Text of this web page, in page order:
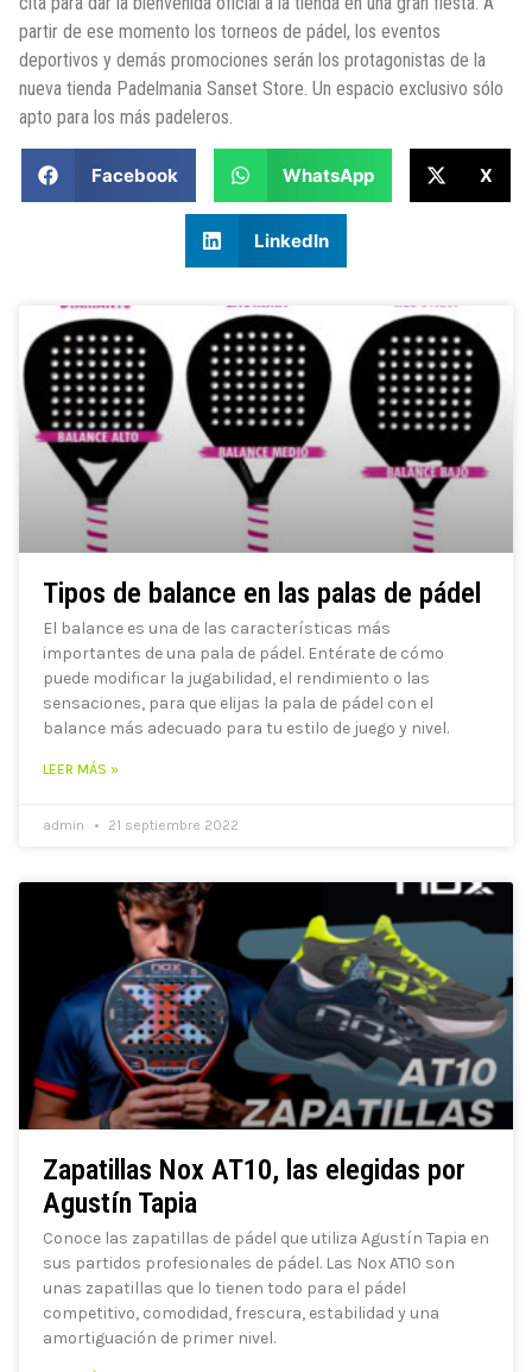
partir de ese momento los torneos de pádel, los eventos
deportivos y demás promociones serán los protagonistas de la
nueva tienda Padelmania Sanset Store. Un espacio exclusivo sólo
apto para los más padeleros.
Facebook WhatsApp X
LinkedIn
Tipos de balance en las palas de pádel
El balance es una de las características más
importantes de una pala de pádel. Entérate de cómo
puede modificar la jugabilidad, el rendimiento o las
sensaciones, para que elijas la pala de pádel con el
balance más adecuado para tu estilo de juego y nivel.
LEER MÁS »
admin 21 septiembre 2022
Zapatillas Nox AT10, las elegidas por
Agustín Tapia
Conoce las zapatillas de pádel que utiliza Agustín Tapia en
sus partidos profesionales de pádel. Las Nox AT10 son
unas zapatillas que lo tienen todo para el pádel
competitivo, comodidad, frescura, estabilidad y una
amortiguación de primer nivel.